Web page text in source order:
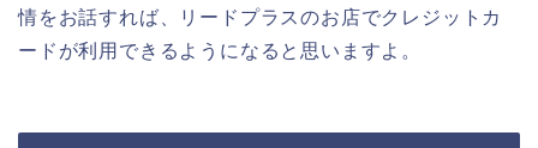
情をお話すれば、リードプラスのお店でクレジットカ
ードが利用できるようになると思いますよ。